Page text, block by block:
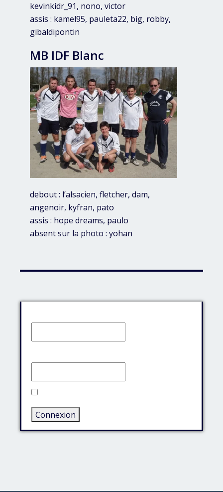
kevinkidr_91, nono, victor
assis : kamel95, pauleta22, big, robby,
gibaldipontin
MB IDF Blanc
debout : l’alsacien, fletcher, dam,
angenoir, kyfran, pato
assis : hope dreams, paulo
absent sur la photo : yohan
Connexion